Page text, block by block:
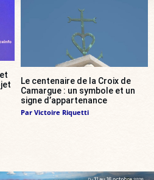
Le centenaire de la Croix de
Camargue : un symbole et un
signe d’appartenance
Par Victoire Riquetti